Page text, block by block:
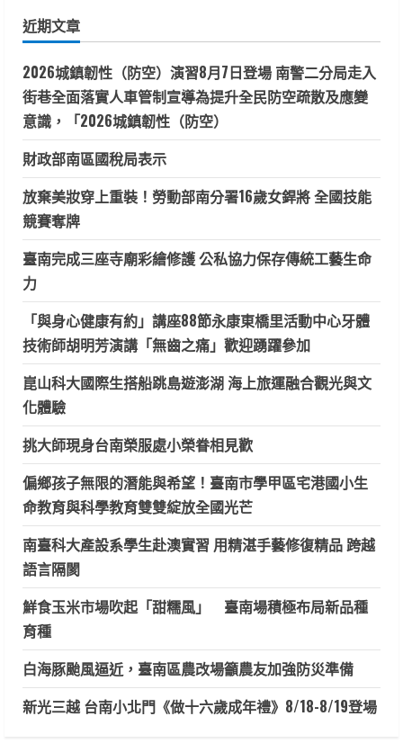
字:
近期文章
2026城鎮韌性（防空）演習8月7日登場 南警二分局走入
街巷全面落實人車管制宣導為提升全民防空疏散及應變
意識，「2026城鎮韌性（防空）
財政部南區國稅局表示
放棄美妝穿上重裝！勞動部南分署16歲女銲將 全國技能
競賽奪牌
臺南完成三座寺廟彩繪修護 公私協力保存傳統工藝生命
力
「與身心健康有約」講座88節永康東橋里活動中心牙體
技術師胡明芳演講「無齒之痛」歡迎踴躍參加
崑山科大國際生搭船跳島遊澎湖 海上旅運融合觀光與文
化體驗
挑大師現身台南榮服處小榮眷相見歡
偏鄉孩子無限的潛能與希望！臺南市學甲區宅港國小生
命教育與科學教育雙雙綻放全國光芒
南臺科大產設系學生赴澳實習 用精湛手藝修復精品 跨越
語言隔閡
鮮食玉米市場吹起「甜糯風」 臺南場積極布局新品種
育種
白海豚颱風逼近，臺南區農改場籲農友加強防災準備
新光三越 台南小北門《做十六歲成年禮》8/18-8/19登場